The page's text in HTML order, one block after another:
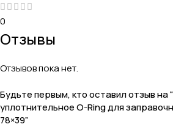
0
Отзывы
Отзывов пока нет.
Будьте первым, кто оставил отзыв на
уплотнительное O-Ring для
78×39”